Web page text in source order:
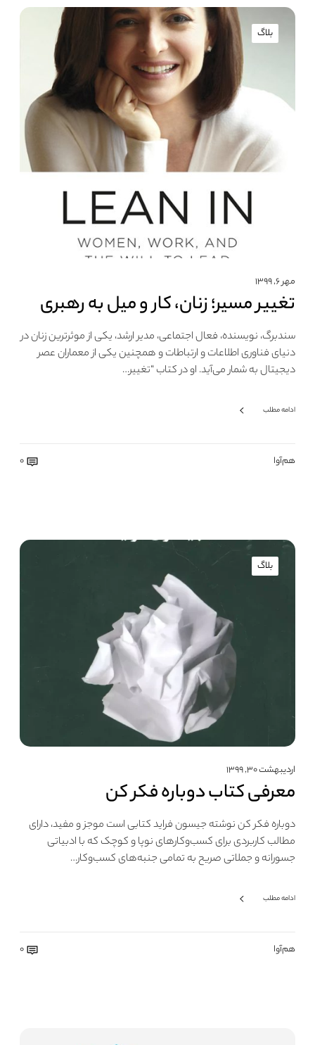
بلاگ
مهر ۶, ۱۳۹۹
تغییر مسیر؛ زنان، کار و میل به رهبری
سندبرگ، نویسنده، فعال اجتماعی، مدیر ارشد، یکی از موثرترین زنان در
دنیای فناوری اطلاعات و ارتباطات و همچنین یکی از معماران عصر
دیجیتال به شمار می‌آید. او در کتاب “تغییر…
ادامه مطلب
هم‌آوا 0
بلاگ
اردیبهشت ۳۰, ۱۳۹۹
معرفی کتاب دوباره فکر کن
دوباره فکر کن نوشته جیسون فراید کتابی است موجز و مفید، دارای
مطالب کاربردی برای کسب‌و‌کارهای نوپا و کوچک که با ادبیاتی
جسورانه و جملاتی صریح به تمامی جنبه‌های کسب‌وکار…
ادامه مطلب
هم‌آوا 0